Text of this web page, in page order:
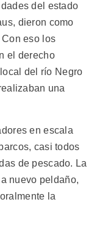
del estado
dieron como
eso los
el derecho
del río Negro
una
en escala
casi todos
de pescado. La
nuevo peldaño,
la